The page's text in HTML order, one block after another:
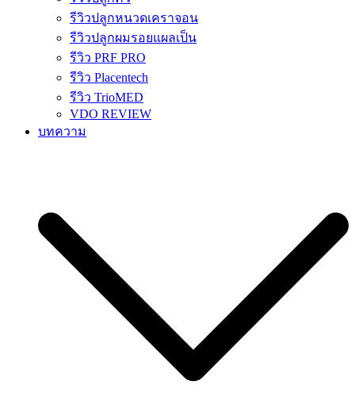
รีวิวปลูกหนวดเคราจอน
รีวิวปลูกผมรอยแผลเป็น
รีวิว PRF PRO
รีวิว Placentech
รีวิว TrioMED
VDO REVIEW
บทความ